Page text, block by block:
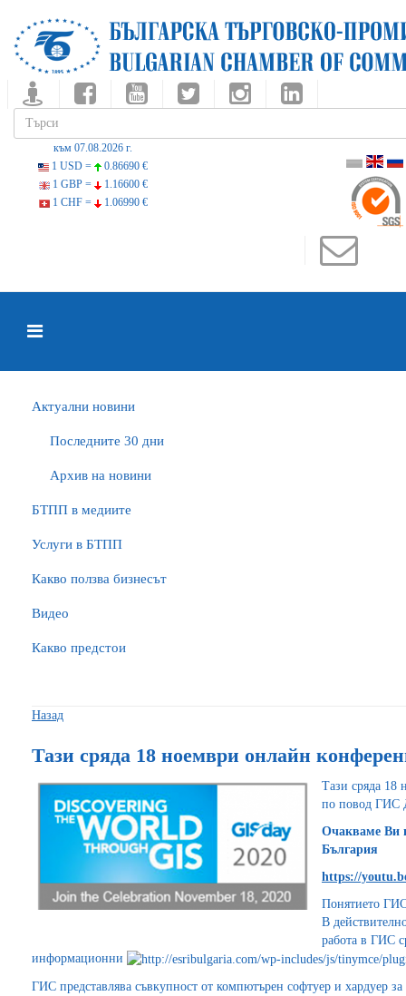
към 07.08.2026 г.
1 USD =
0.86690 €
1 GBP =
1.16600 €
1 CHF =
1.06990 €
Актуални новини
Последните 30 дни
Архив на новини
БTПП в медиите
Услуги в БТПП
Какво ползва бизнесът
Видео
Какво предстои
Назад
Тази сряда 18 ноември онлайн
Тази сряда 18
по повод ГИС
Очакваме Ви
България
https://
Понятието ГИС
В
работа в ГИС
информационни
ГИС представлява съвкупност от компютърен софтуер и хардуер за